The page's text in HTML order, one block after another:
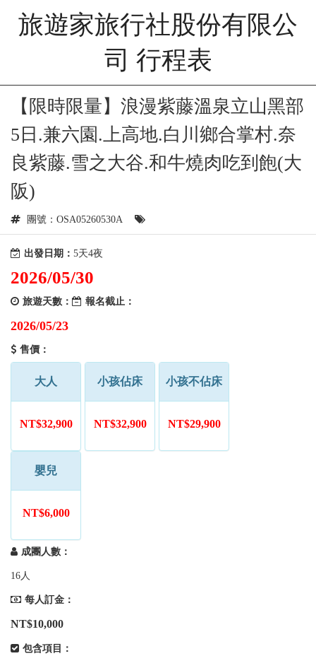
旅遊家旅行社股份有限公
司 行程表
【限時限量】浪漫紫藤溫泉立山黑部
5日.兼六園.上高地.白川鄉合掌村.奈
良紫藤.雪之大谷.和牛燒肉吃到飽(大
阪)
團號：OSA05260530A
出發日期：
2026/05/30
旅遊天數：
5天4夜
報名截止：
2026/05/23
售價：
大人
NT$32,900
小孩佔床
NT$32,900
小孩不佔床
NT$29,900
嬰兒
NT$6,000
成團人數：
16人
每人訂金：
NT$10,000
包含項目：